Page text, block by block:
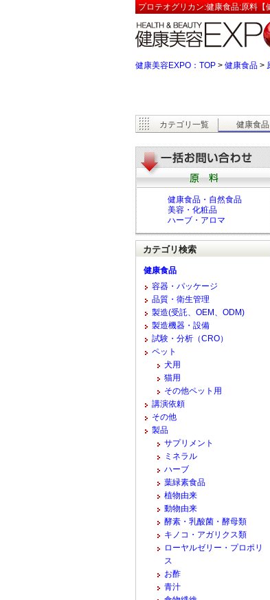
プロテオグリカン:健康食品:原料【
健康美容EXPO：TOP > 健康食品 >
カテゴリ一覧 健康食品
健康食品・自然食品
美容・化粧品
ハーブ・アロマ
カテゴリ検索
健康食品
容器・パッケージ
品質・衛生管理
製造(受託、OEM、ODM)
製造機器・設備
試験・分析（CRO）
ペット
犬用
猫用
その他ペット用
講演依頼
その他
製品
サプリメント
ミネラル
ハーブ
葉緑素食品
植物由来
動物由来
酵素・乳酸菌・酵母類
キノコ・アガリクス類
ローヤルゼリー・プロポリ
ス
お酢
青汁